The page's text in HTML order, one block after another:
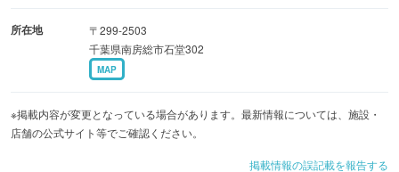
所在地
〒299-2503
千葉県南房総市石堂302
MAP
※掲載内容が変更となっている場合があります。最新情報については、施設・
店舗の公式サイト等でご確認ください。
掲載情報の誤記載を報告する